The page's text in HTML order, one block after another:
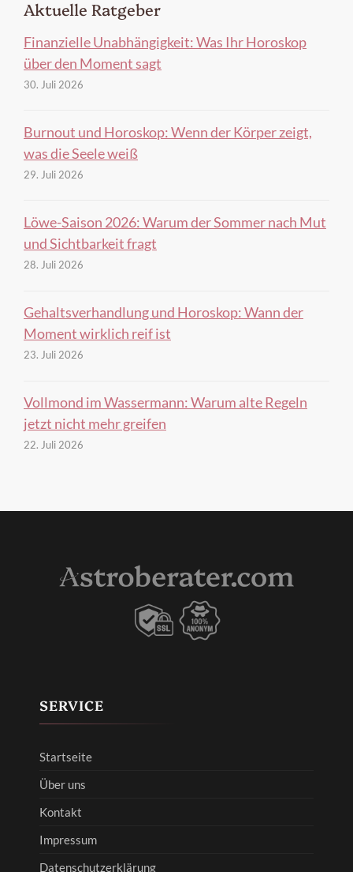
Aktuelle Ratgeber
Finanzielle Unabhängigkeit: Was Ihr Horoskop
über den Moment sagt
30. Juli 2026
Burnout und Horoskop: Wenn der Körper zeigt,
was die Seele weiß
29. Juli 2026
Löwe-Saison 2026: Warum der Sommer nach Mut
und Sichtbarkeit fragt
28. Juli 2026
Gehaltsverhandlung und Horoskop: Wann der
Moment wirklich reif ist
23. Juli 2026
Vollmond im Wassermann: Warum alte Regeln
jetzt nicht mehr greifen
22. Juli 2026
SERVICE
Startseite
Über uns
Kontakt
Impressum
Datenschutzerklärung